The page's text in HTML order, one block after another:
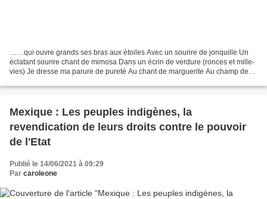
……qui ouvre grands ses bras aux étoiles Avec un sourire de jonquille Un
éclatant sourire chant de mimosa Dans un écrin de verdure (ronces et mille-
vies) Je dresse ma parure de pureté Au chant de marguerite Au champ de
Mexique : Les peuples indigènes, la
revendication de leurs droits contre le pouvoir
de l'Etat
Publié le 14/06/2021 à 09:29
Par caroleone